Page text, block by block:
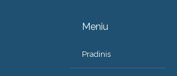
Meniu
Pradinis